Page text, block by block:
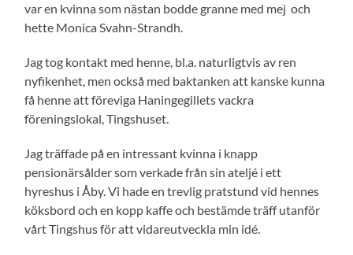
var en kvinna som nästan bodde granne med mej och
hette Monica Svahn-Strandh.
Jag tog kontakt med henne, bl.a. naturligtvis av ren
nyfikenhet, men också med baktanken att kanske kunna
få henne att föreviga Haningegillets vackra
föreningslokal, Tingshuset.
Jag träffade på en intressant kvinna i knapp
pensionärsålder som verkade från sin ateljé i ett
hyreshus i Åby. Vi hade en trevlig pratstund vid hennes
köksbord och en kopp kaffe och bestämde träff utanför
vårt Tingshus för att vidareutveckla min idé.